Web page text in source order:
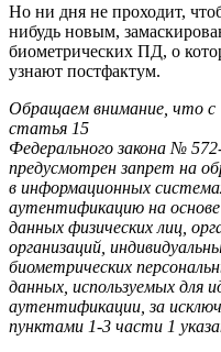
Но ни дня не проходит,
нибудь новым,
биометрических ПД, о
узнают постфактум.
Обращаем внимание, что с
статья 15
Федерального закона №
предусмотрен запрет на
в информационных
аутентификацию на
данных физических лиц,
организаций,
биометрических
данных, используемых для
аутентификации, за
пунктами 1-3 части 1